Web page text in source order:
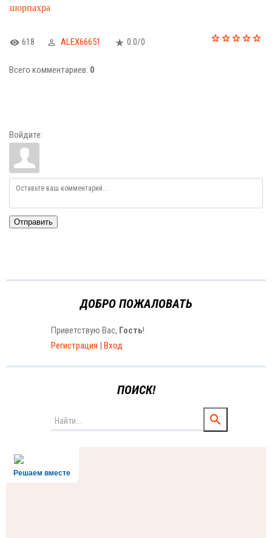
шорпахра
618 ALEX66651 0.0/0
Всего комментариев: 0
Войдите:
Отправить
ДОБРО ПОЖАЛОВАТЬ
Приветствую Вас, Гость!
Регистрация | Вход
ПОИСК!
Решаем вместе